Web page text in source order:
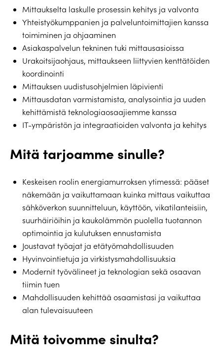
Mittaukselta laskulle prosessin kehitys ja valvonta
Yhteistyökumppanien ja palveluntoimittajien kanssa
toimiminen ja ohjaaminen
Asiakaspalvelun tekninen tuki mittausasioissa
Urakoitsijaohjaus, mittaukseen liittyvien kenttätöiden
koordinointi
Mittauksen uudistusohjelmien läpivienti
Mittausdatan varmistamista, analysointia ja uuden
kehittämistä teknologiaosaajiemme kanssa
IT-ympäristön ja integraatioiden valvonta ja kehitys
Mitä tarjoamme sinulle?
Keskeisen roolin energiamurroksen ytimessä: pääset
näkemään ja vaikuttamaan kuinka mittaus vaikuttaa
sähköverkon suunnitteluun, käyttöön, vikatilanteisiin,
suurhäiriöihin ja kaukolämmön puolella tuotannon
optimointia ja kulutuksen ennustamista
Joustavat työajat ja etätyömahdollisuuden
Hyvinvointietuja ja virkistysmahdollisuuksia
Modernit työvälineet ja teknologian sekä osaavan
tiimin tuen
Mahdollisuuden kehittää osaamistasi ja vaikuttaa
alan tulevaisuuteen
Mitä toivomme sinulta?